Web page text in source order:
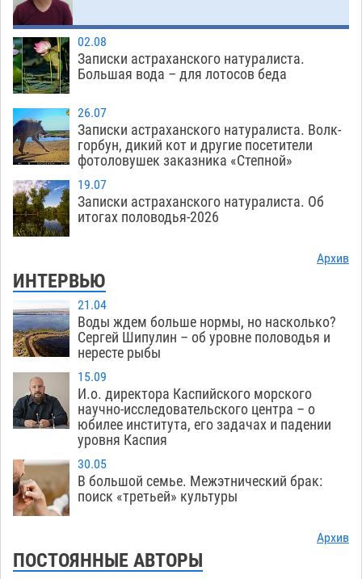
02.08
Записки астраханского натуралиста.
Большая вода – для лотосов беда
26.07
Записки астраханского натуралиста. Волк-
горбун, дикий кот и другие посетители
фотоловушек заказника «Степной»
19.07
Записки астраханского натуралиста. Об
итогах половодья-2026
Архив
ИНТЕРВЬЮ
21.04
Воды ждем больше нормы, но насколько?
Сергей Шипулин – об уровне половодья и
нересте рыбы
15.09
И.о. директора Каспийского морского
научно-исследовательского центра – о
юбилее института, его задачах и падении
уровня Каспия
30.05
В большой семье. Межэтнический брак:
поиск «третьей» культуры
Архив
ПОСТОЯННЫЕ АВТОРЫ